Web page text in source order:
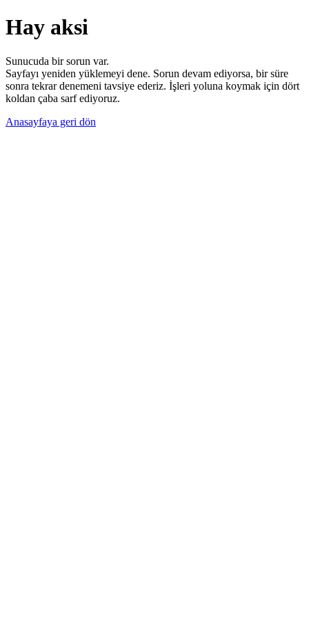
Hay aksi
Sunucuda bir sorun var.
Sayfayı yeniden yüklemeyi dene. Sorun devam ediyorsa, bir süre
sonra tekrar denemeni tavsiye ederiz. İşleri yoluna koymak için dört
koldan çaba sarf ediyoruz.
Anasayfaya geri dön